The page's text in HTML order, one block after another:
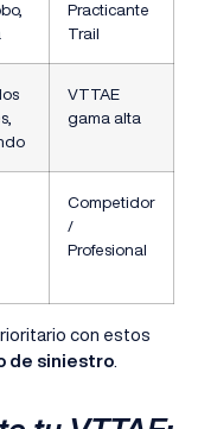
Practicante
Trail
VTTAE
gama alta
Competidor
/
Profesional
con estos
de siniestro.